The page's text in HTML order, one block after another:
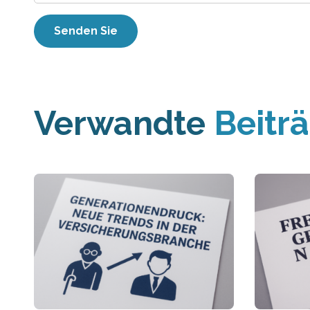
Verwandte